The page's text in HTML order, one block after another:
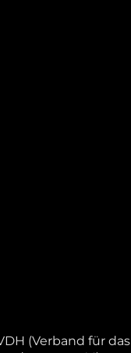
(Verband für das